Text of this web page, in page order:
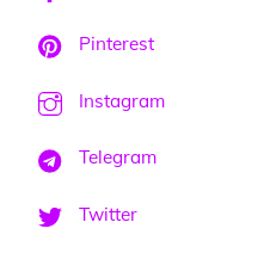
Pinterest
Instagram
Telegram
Twitter